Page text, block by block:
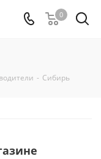
0
- Сибирь